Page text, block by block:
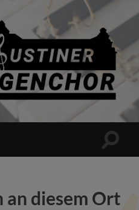
Augustiner
Ehemaligenchor
e.
diesem Ort